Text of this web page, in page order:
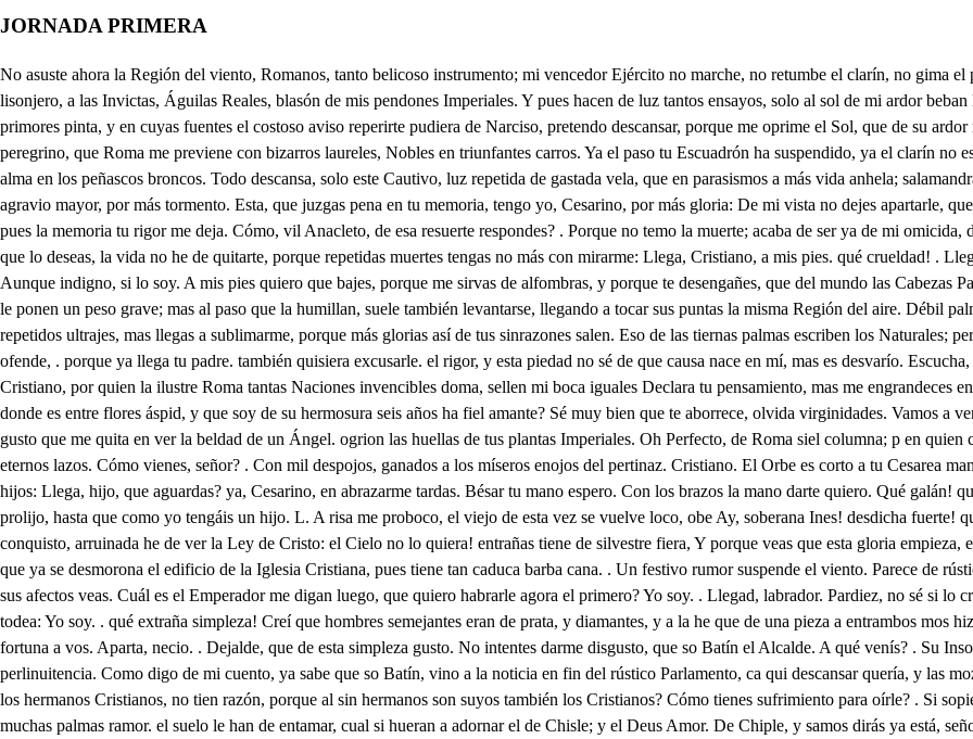
JORNADA PRIMERA
No asuste ahora la Región del viento, Romanos, tanto belicoso instrumento; mi vencedor Ejército no marche, no retumbe el clarín, no gima el parche, que no le agraden, por un rato quiero, caricias del Fabonio lisonjero, a las Invictas, Águilas Reales, blasón de mis pendones Imperiales. Y pues hacen de luz tantos ensayos, solo al sol de mi ardor beban los rayos; que en esta alegre, y deleitosa Quinta, en quien sabio el Abril primores pinta, y en cuyas fuentes el costoso aviso reperirte pudiera de Narciso, pretendo descansar, porque me oprime el Sol, que de su ardor rayos esgrime; en tanto que tu padre, o Césarino! me avisa del triunfo peregrino, que Roma me previene con bizarros laureles, Nobles en triunfantes carros. Ya el paso tu Escuadrón ha suspendido, ya el clarín no es asombro del oído, ya los tambores, con acentos roncos, no infunden alma en los peñascos broncos. Todo descansa, solo este Cautivo, luz repetida de gastada vela, que en parasismos a más vida anhela; salamandra Cristiana, que en ardores, que no se aparte de tu vista intento, por agravio mayor, por más tormento. Esta, que juzgas pena en tu memoria, tengo yo, Cesarino, por más gloria: De mi vista no dejes apartarle, que aún lugar a la queja ha de faltarle. No me falta lugar para la queja, pues la memoria tu rigor me deja. Cómo, vil Anacleto, de esa resuerte respondes? . Porque no temo la muerte; acaba de ser ya de mi omicida, darasme en breve muerte eterna vida. somos yo, Apolo, y Marte. Ahora que lo deseas, la vida no he de quitarte, porque repetidas muertes tengas no más con mirarme: Llega, Cristiano, a mis pies. qué crueldad! . Llegaa humillarte: No dices, que eres Cabeza de tu Iglesia, y Militante? Aunque indigno, si lo soy. A mis pies quiero que bajes, porque me sirvas de alfombras, y porque te desengañes, que del mundo las Cabezas Para que mejor la palma a los cielos se levante, en el tronco menos fuerte le ponen un peso grave; mas al paso que la humillan, suele también levantarse, llegando a tocar sus puntas la misma Región del aire. Débil palma soy, cargada del peso de mis pesares, y cuando abatirme quieres con repetidos ultrajes, mas llegas a sublimarme, porque más glorias así de tus sinrazones salen. Eso de las tiernas palmas escriben los Naturales; pero en ti, tronco caduco, no te parezca muy fácil. Aunque Anacleto me ofende, . porque ya llega tu padre. también quisiera excusarle. el rigor, y esta piedad no sé de que causa nace en mí, mas es desvarío. Escucha, Linarco, aparte. Invicto Diocleciano, asombro siel del bárbaro Cristiano, por quien la ilustre Roma tantas Naciones invencibles doma, sellen mi boca iguales Declara tu pensamiento, mas me engrandeces entonces, di lo que quieres. . No sabes, que está de Ines es la Quinta, donde es entre flores áspid, y que soy de su hermosura seis años ha fiel amante? Sé muy bien que te aborrece, olvida virginidades. Vamos a verla. . No puedes, Yo le perdonara ahora el contento de mirarle, por el gusto que me quita en ver la beldad de un Ángel. ogrion las huellas de tus plantas Imperiales. Oh Perfecto, de Roma siel columna; p en quien carga, y no pesa mi fortuna, llega a ceñir mis brazos, serán de la amistad eternos lazos. Cómo vienes, señor? . Con mil despojos, ganados a los míseros enojos del pertinaz. Cristiano. El Orbe es corto a tu Cesarea mano; perdonadme, señor, que son prolijos en los padres, afectos de los hijos: Llega, hijo, que aguardas? ya, Cesarino, en abrazarme tardas. Bésar tu mano espero. Con los brazos la mano darte quiero. Qué galán! qué alentado! con verle mi vejez se ha remozado; no me acuséis ahora de prolijo, hasta que como yo tengáis un hijo. L. A risa me proboco, el viejo de esta vez se vuelve loco, obe Ay, soberana Ines! desdicha fuerte! que esté en tu Quinta, y no pueda verte! Por los dos, que en la gloria que conquisto, arruinada he de ver la Ley de Cristo: el Cielo no lo quiera! entrañas tiene de silvestre fiera, Y porque veas que esta gloria empieza, este esclavo que ves es su Cabeza, este Anaclero es. . Da claro juicio, que ya se desmorona el edificio de la Iglesia Cristiana, pues tiene tan caduca barba cana. . Un festivo rumor suspende el viento. Parece de rústico instrumento; los Serranos serán de estas Aldeas, porque su amor en sus afectos veas. Cuál es el Emperador me digan luego, que quiero habrarle agora el primero? Yo soy. . Llegad, labrador. Pardiez, no sé si lo crea, aunque ya me diz que es él esa cresta de laurel, que la frente le todea: Yo soy. . qué extraña simpleza! Creí que hombres semejantes eran de prata, y diamantes, y a la he que de una pieza a entrambos mos hizo Dios; solo me lleváis ventajas en aquesas zarandajas, que os dio la fortuna a vos. Aparta, necio. . Dejalde, que de esta simpleza gusto. No intentes darme disgusto, que so Batín el Alcalde. A qué venís? . Su Insolencia, mal dije, Paternidad; su merced, su Jamestad, subes, su perlinuitencia. Como digo de mi cuento, ya sabe que so Batín, vino a la noticia en fin del rústico Parlamento, ca qui descansar quería, y las mozas de lugar la vienen a festejar. Mas diga, por vida mía, porque mata a los hermanos Cristianos, no tien razón, porque al sin hermanos son suyos también los Cristianos? Cómo tienes sufrimiento para oírle? . Si sopiera, que so Cristiano, que hiciera? Como digo de mi cuento, con muchas palmas ramor. el suelo le han de entamar, cual si hueran a adornar el de Chisle; y el Deus Amor. De Chiple, y samos dirás ya está, señor, importuno, para con Dios todo es uno, aunque me remiembre más. Desde aquí se escocha el son, y aunque palmas muchas, de ellas caen, traen, por parecer doncellas, perjeno que no lo son: Mas viene entre todas una, que la fror del Abril es, su propio nombre es Ines, que no hay como ella ninguna. Vive retirada aquí, dempués que el padre murió, y aunque más la chero yo, ella no me chere a mí. Acompañala su hermana, que también hermosa es, mas con la beldad de que es toda hermosura espabana. Descalza la vi en la huente, y al pie breve, por mi mal, cuatro puntos de crista! la calzaba la corriente. Ardían en mi mil fraguas, al tiempo que de envidiosas, unas a otras furiosas, se rempujaban las aguas. Yo admirado la miré, y dije con desvarío, o quien fuera huente, o río, para besalla aquel pie! Vídome, y de adonde estaba corrida al punto salio; pero quien más se corrió fue el agua, pues la dejaba. Escapose como un potro, las frores blancas ajando, y al huir iba pisando. un branco jazmín con otro. Y yo en la arena que toca su huella vi, y la bese, porque adorde puso el pie, fue gloria poner mi boca; pero miento, que su pie era tan breve, que allí, aunque más lo pretendí, huella que besar no hallé. Si mi frema no le inquieta, pintarla quijera yo,